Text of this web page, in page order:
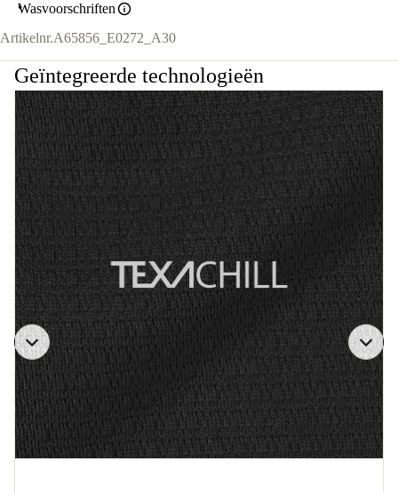
Wasvoorschriften
Artikelnr.A65856_E0272_A30
Geïntegreerde technologieën